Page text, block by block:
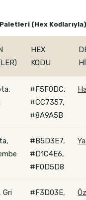
(Hex
HEX
KODU
#F5F0DC,
#CC7357,
#8A9A5B
#B5D3E7,
#D1C4E6,
#F0D5D8
Gri
#F3D03E,